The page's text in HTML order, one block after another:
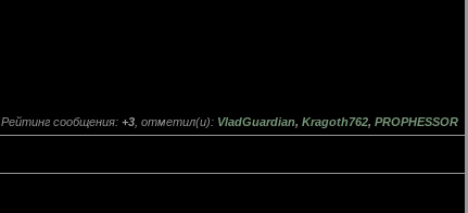
Рейтинг сообщения: +3 , отметил(и): VladGuardian, Kragoth762, PROPHESSOR